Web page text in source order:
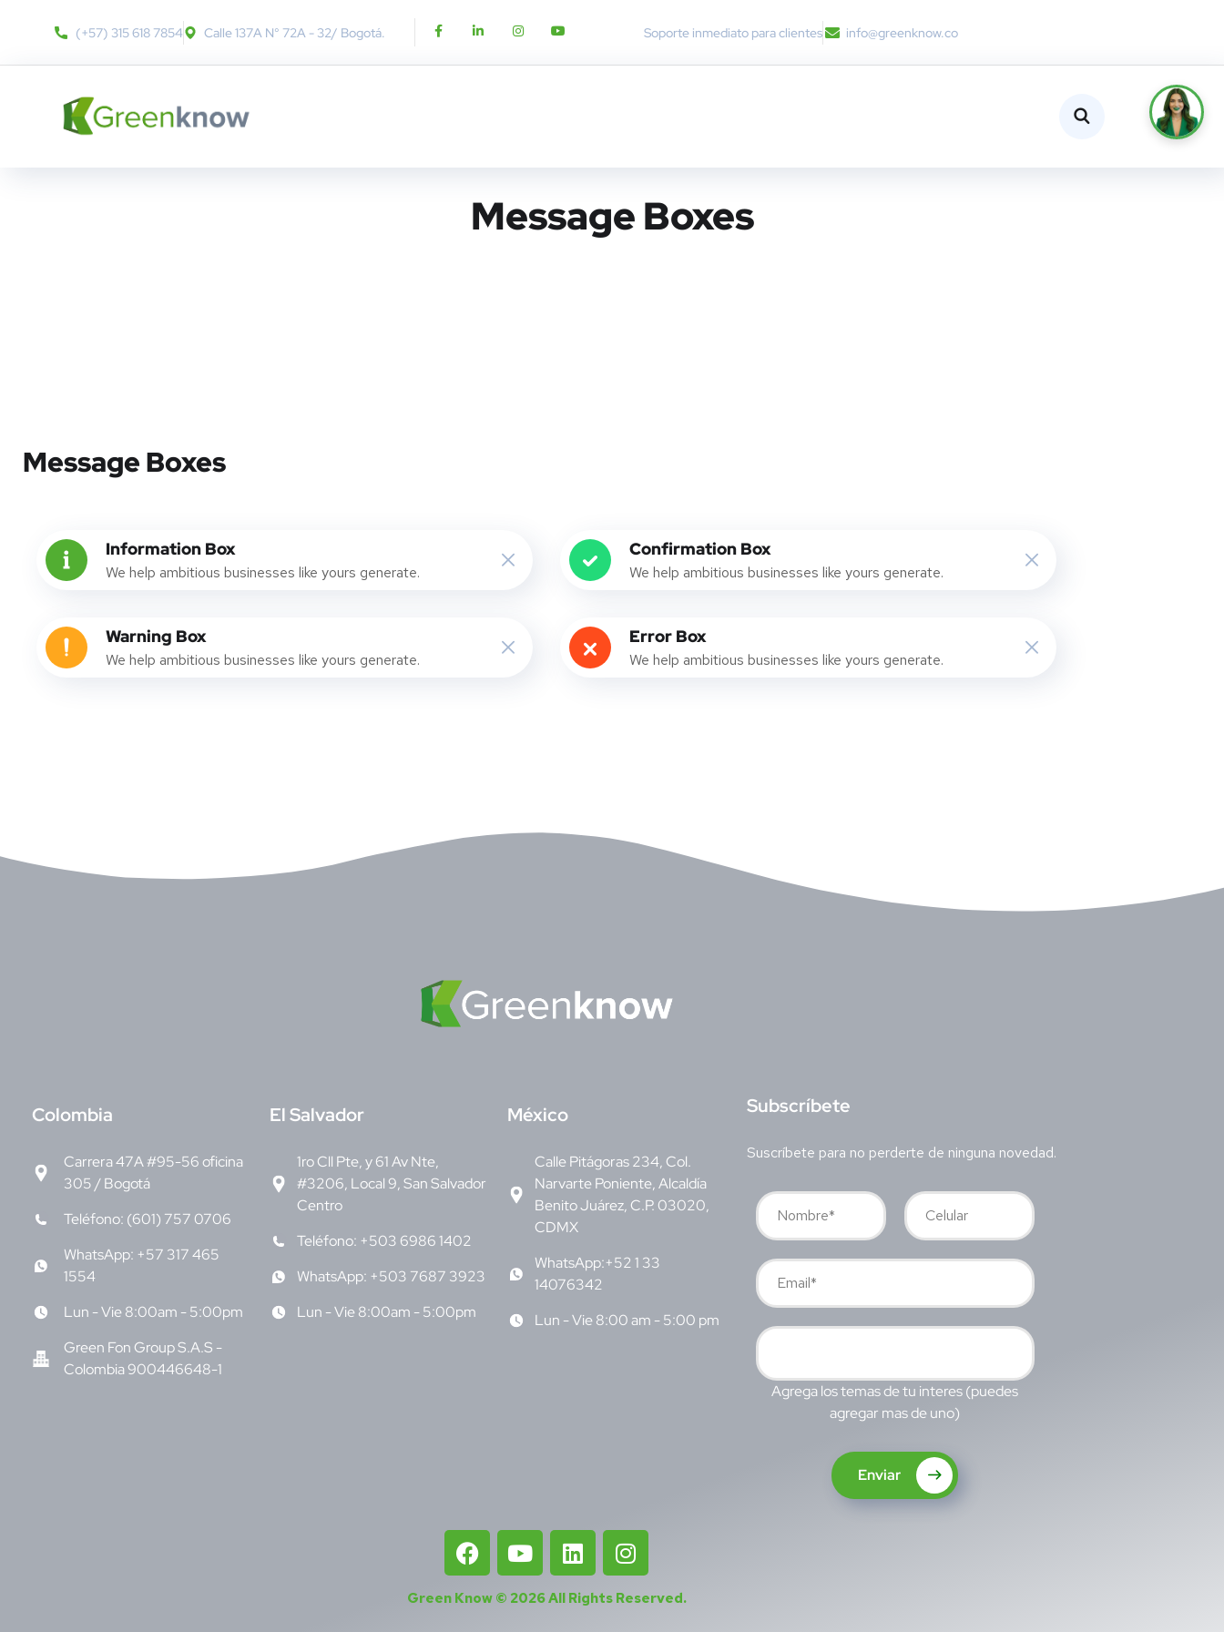
(+57) 315 618 7854 Calle 137A N° 72A - 32​/ Bogotá. Soporte inmediato para clientes info@greenknow.co
Message Boxes
Message Boxes
Information Box
We help ambitious businesses like yours generate.
Warning Box
We help ambitious businesses like yours generate.
Confirmation Box
We help ambitious businesses like yours generate.
Error Box
We help ambitious businesses like yours generate.
Colombia
Carrera 47A #95-56 oficina
305 / Bogotá
Teléfono: (601) 757 0706
WhatsApp: +57 317 465
1554
Lun - Vie 8:00am - 5:00pm
Green Fon Group S.A.S -
Colombia 900446648-1
El Salvador
1ro Cll Pte, y 61 Av Nte,
#3206, Local 9, San Salvador
Centro
Teléfono: +503 6986 1402
WhatsApp: +503 7687 3923
Lun - Vie 8:00am - 5:00pm
México
Calle Pitágoras 234, Col.
Narvarte Poniente, Alcaldía
Benito Juárez, C.P. 03020,
CDMX
WhatsApp:+52 1 33
14076342
Lun - Vie 8:00 am - 5:00 pm
Subscríbete
Suscríbete para no perderte de ninguna novedad.
Agrega los temas de tu interes (puedes
agregar mas de uno)
Enviar
Green Know © 2026All Rights Reserved.